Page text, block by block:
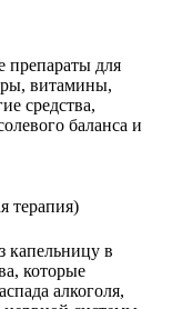
препараты для
витамины,
средства,
баланса и
терапия)
капельницу в
которые
алкоголя,